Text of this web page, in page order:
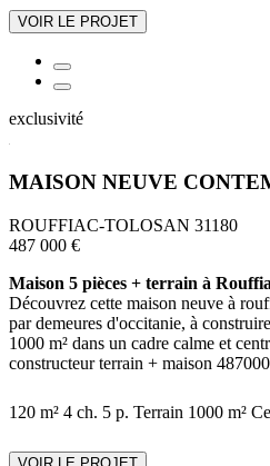
VOIR LE PROJET
exclusivité
MAISON NEUVE
ROUFFIAC-TOLOSAN 31180
487 000 €
Maison 5 pièces + terrain à
Découvrez cette maison neuve à
par demeures d'occitanie, à
1000 m² dans un cadre calme et
constructeur terrain + maison
120 m² 4 ch. 5 p. Terrain 1000 m²